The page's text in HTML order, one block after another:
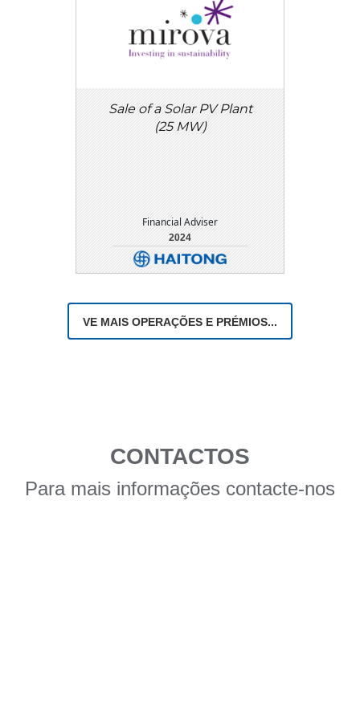
Sale of a Solar PV Plant
(25 MW)
Financial Adviser
2024
DETALHE DOWNLOAD
VE MAIS OPERAÇÕES E PRÉMIOS...
CONTACTOS
Para mais informações contacte-nos